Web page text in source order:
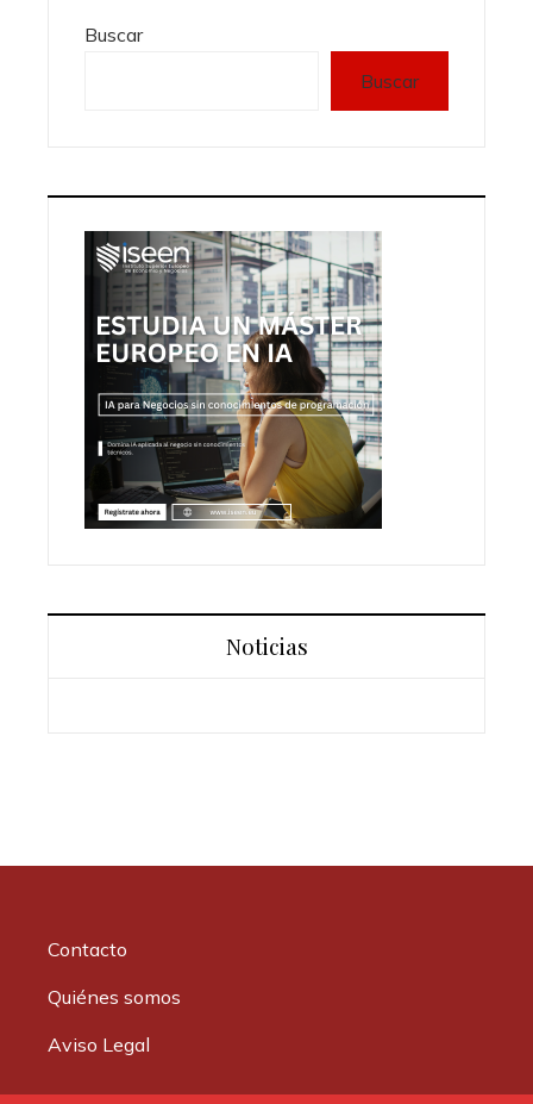
Buscar
Buscar
Noticias
Contacto
Quiénes somos
Aviso Legal